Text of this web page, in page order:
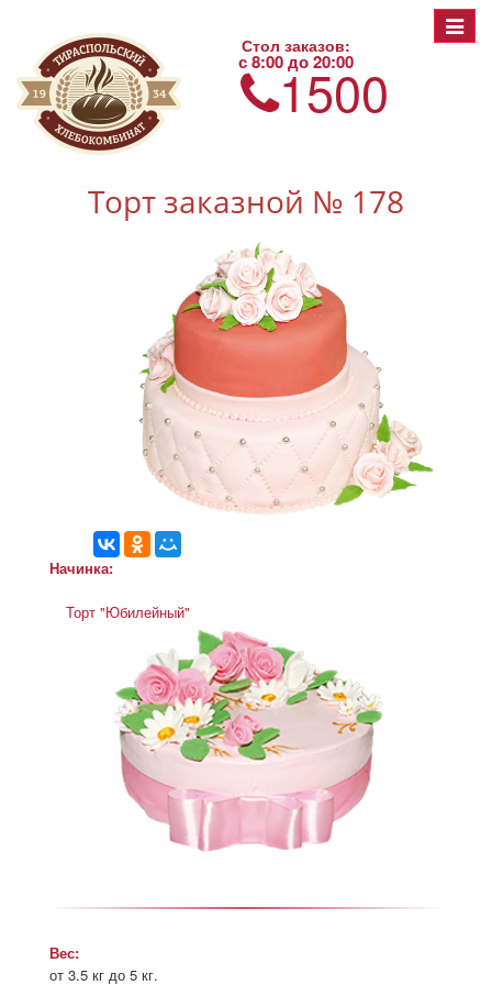
Toggle
Стол заказов:
с 8:00 до 20:00
1500
Торт заказной № 178
Начинка:
Торт "Юбилейный"
Вес:
от 3.5 кг до 5 кг.